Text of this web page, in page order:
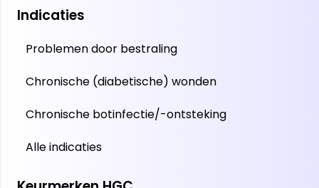
Indicaties
Problemen door bestraling
Chronische (diabetische) wonden
Chronische botinfectie/-ontsteking
Alle indicaties